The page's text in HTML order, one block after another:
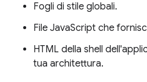
Fogli di stile globali.
File JavaScript che
HTML della shell
tua architettura.